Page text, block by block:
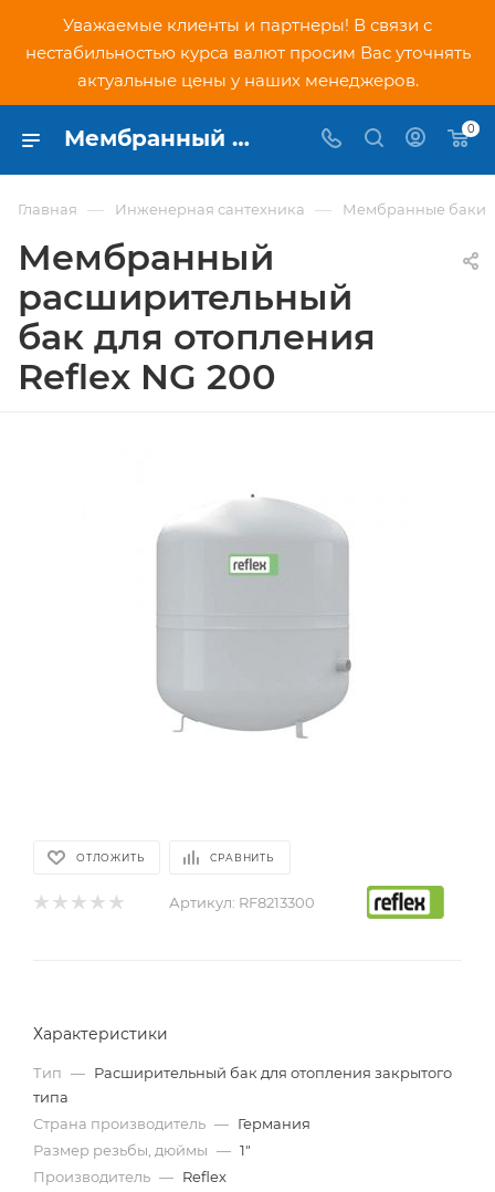
Уважаемые клиенты и партнеры! В связи с
нестабильностью курса валют просим Вас уточнять
актуальные цены у наших менеджеров.
Мембранный расширительный бак для отопления Reflex NG 200 - купить по низкой цене в Москве, интернет-магазин PNDtech.ru 0
Главная — Инженерная сантехника — Мембранные баки
Мембранный
расширительный
бак для отопления
Reflex NG 200
ОТЛОЖИТЬ СРАВНИТЬ
Артикул: RF8213300
Характеристики
Тип — Расширительный бак для отопления закрытого
типа
Страна производитель — Германия
Размер резьбы, дюймы — 1"
Производитель — Reflex